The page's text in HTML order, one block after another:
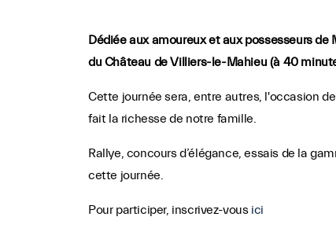
Dédiée aux amoureux et aux possesseurs
du Château de Villiers-le-Mahieu (à 40
Cette journée sera, entre autres, l'occasion
fait la richesse de notre famille.
Rallye, concours d’élégance, essais de la
cette journée.
Pour participer, inscrivez-vous ici